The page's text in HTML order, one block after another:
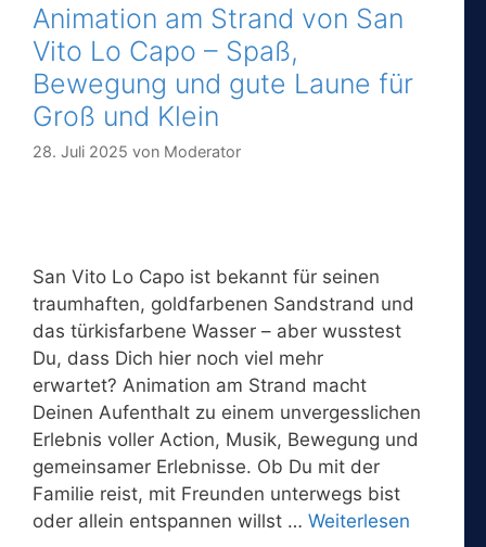
Animation am Strand von San
Vito Lo Capo – Spaß,
Bewegung und gute Laune für
Groß und Klein
28. Juli 2025 von Moderator
San Vito Lo Capo ist bekannt für seinen
traumhaften, goldfarbenen Sandstrand und
das türkisfarbene Wasser – aber wusstest
Du, dass Dich hier noch viel mehr
erwartet? Animation am Strand macht
Deinen Aufenthalt zu einem unvergesslichen
Erlebnis voller Action, Musik, Bewegung und
gemeinsamer Erlebnisse. Ob Du mit der
Familie reist, mit Freunden unterwegs bist
oder allein entspannen willst … Weiterlesen